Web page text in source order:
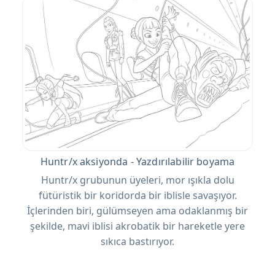
Huntr/x aksiyonda - Yazdırılabilir boyama
Huntr/x grubunun üyeleri, mor ışıkla dolu
fütüristik bir koridorda bir iblisle savaşıyor.
İçlerinden biri, gülümseyen ama odaklanmış bir
şekilde, mavi iblisi akrobatik bir hareketle yere
sıkıca bastırıyor.